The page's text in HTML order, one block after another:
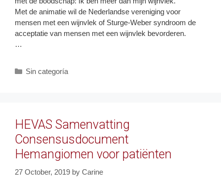
Met de animatie wil de Nederlandse vereniging voor
mensen met een wijnvlek of Sturge-Weber syndroom de
acceptatie van mensen met een wijnvlek bevorderen.
…
Categories
Sin categoría
HEVAS Samenvatting
Consensusdocument
Hemangiomen voor patiënten
27 October, 2019 by Carine